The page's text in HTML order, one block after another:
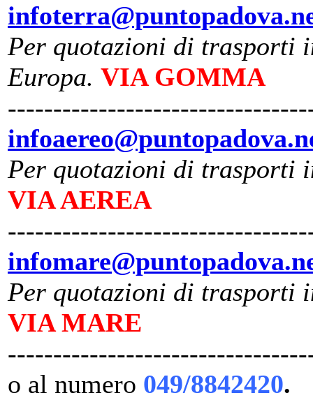
Per quotazioni di trasporti
Europa. VIA GOMMA
Per quotazioni di trasporti
VIA AEREA
Per quotazioni di trasporti
VIA MARE
o al numero 049/8842420.